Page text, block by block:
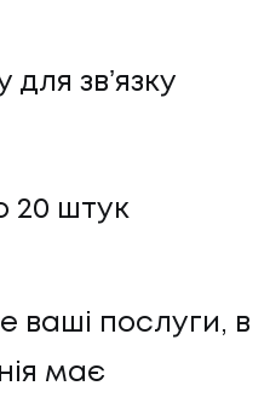
звʼязку
20 штук
ваші послуги, в
має